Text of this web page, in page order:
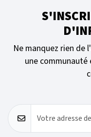
Ne manquez rien de
une
Votre adresse